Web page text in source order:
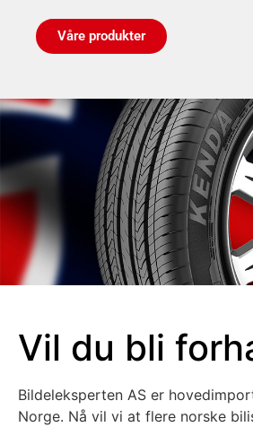
Våre produkter
Vil du bli
Bildeleksperten AS er
Norge. Nå vil vi at flere norske